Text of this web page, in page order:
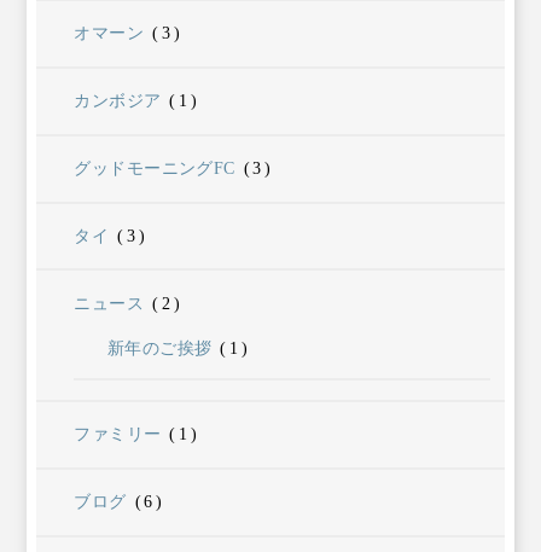
オマーン (3)
カンボジア (1)
グッドモーニングFC (3)
タイ (3)
ニュース (2)
新年のご挨拶 (1)
ファミリー (1)
ブログ (6)